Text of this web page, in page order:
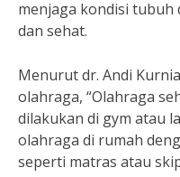
menjaga kondisi
dan sehat.
Menurut dr. Andi
olahraga, “Olahraga
dilakukan di gym atau
olahraga di rumah
seperti matras atau